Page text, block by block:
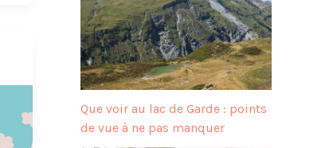
Que voir au lac de Garde : points
de vue à ne pas manquer